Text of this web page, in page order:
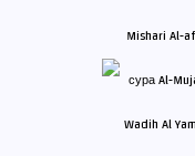
Mishari Al-